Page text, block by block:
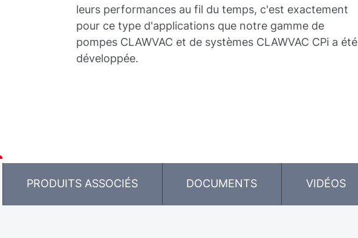
leurs performances au fil du temps, c'est exactement
pour ce type d'applications que notre gamme de
pompes CLAWVAC et de systèmes CLAWVAC CPi a été
développée.
PRODUITS ASSOCIÉS DOCUMENTS VIDÉOS